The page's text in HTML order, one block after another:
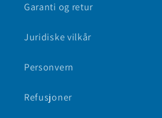
Garanti og retur
Juridiske vilkår
Personvern
Refusjoner